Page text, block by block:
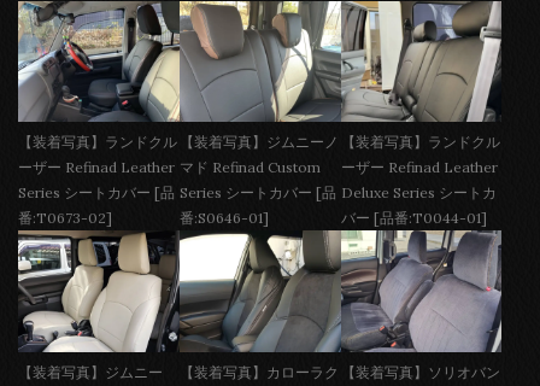
【装着写真】ランドクル
ーザー Refinad Leather
Series シートカバー [品
番:T0673-02]
【装着写真】ジムニーノ
マド Refinad Custom
Series シートカバー [品
番:S0646-01]
【装着写真】ランドクル
ーザー Refinad Leather
Deluxe Series シートカ
バー [品番:T0044-01]
【装着写真】ジムニー
【装着写真】カローラク
【装着写真】ソリオバン